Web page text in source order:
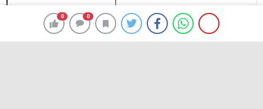
0 0
Gönder
En az 10 karakter gerekli